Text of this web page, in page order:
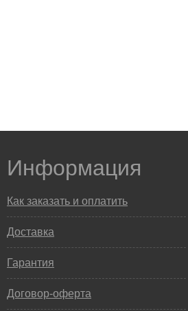
Информация
Как заказать и оплатить
Доставка
Гарантия
Договор-оферта